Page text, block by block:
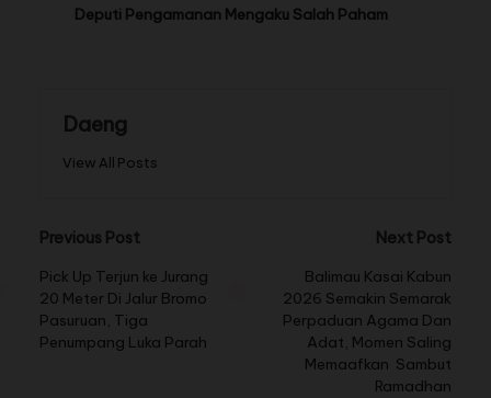
Deputi Pengamanan Mengaku Salah Paham
Daeng
View All Posts
Previous Post
Pick Up Terjun ke Jurang
20 Meter Di Jalur Bromo
Pasuruan, Tiga
Penumpang Luka Parah
Next Post
Balimau Kasai Kabun
2026 Semakin Semarak
Perpaduan Agama Dan
Adat, Momen Saling
Memaafkan Sambut
Ramadhan